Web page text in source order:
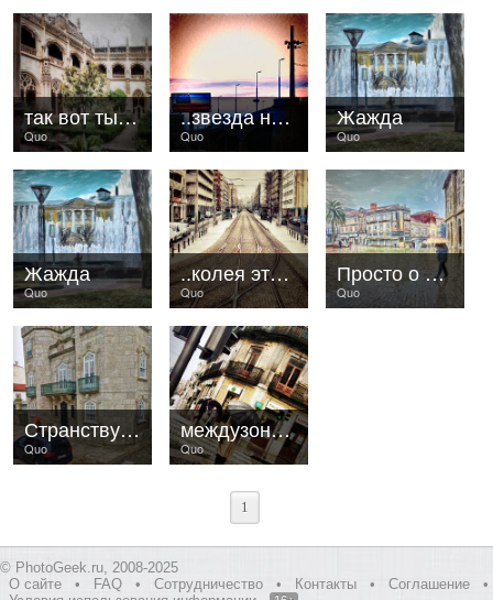
Quo
так вот ты какой, клуатр..
Quo
..звезда непутеводная
Quo
Жажда
Quo
Жажда
Quo
..колея эта только моя
Quo
Просто о мокром
Quo
Странствующий рыцарь
Quo
междузонтичное
1
© PhotoGeek.ru, 2008-2025
О сайте
• FAQ • Сотрудничество • Контакты • Соглашение
•